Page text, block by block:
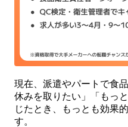
現在、派遣やパートで食
休みを取りたい」「もっ
じたとき、もっとも効果
す。